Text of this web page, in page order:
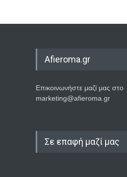
Afieroma.gr
Επικοινωνήστε μαζί μας στο
marketing@afieroma.gr
Σε επαφή μαζί μας